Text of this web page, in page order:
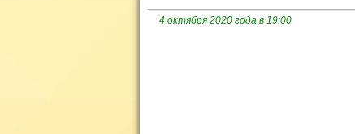
4 октября 2020 года в 19:00